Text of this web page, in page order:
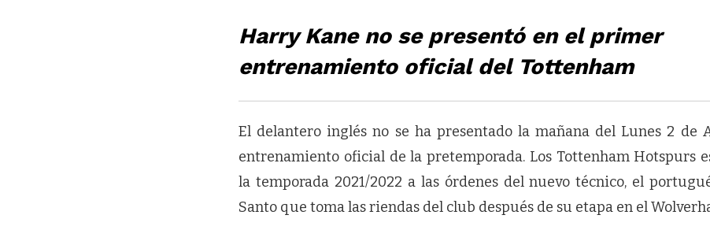
Harry Kane no se presentó en el primer
entrenamiento oficial del Tottenham
El delantero inglés no se ha presentado la mañana del Lunes 2 de
entrenamiento oficial de la pretemporada. Los Tottenham Hotspurs
la temporada 2021/2022 a las órdenes del nuevo técnico, el
Santo que toma las riendas del club después de su etapa en el